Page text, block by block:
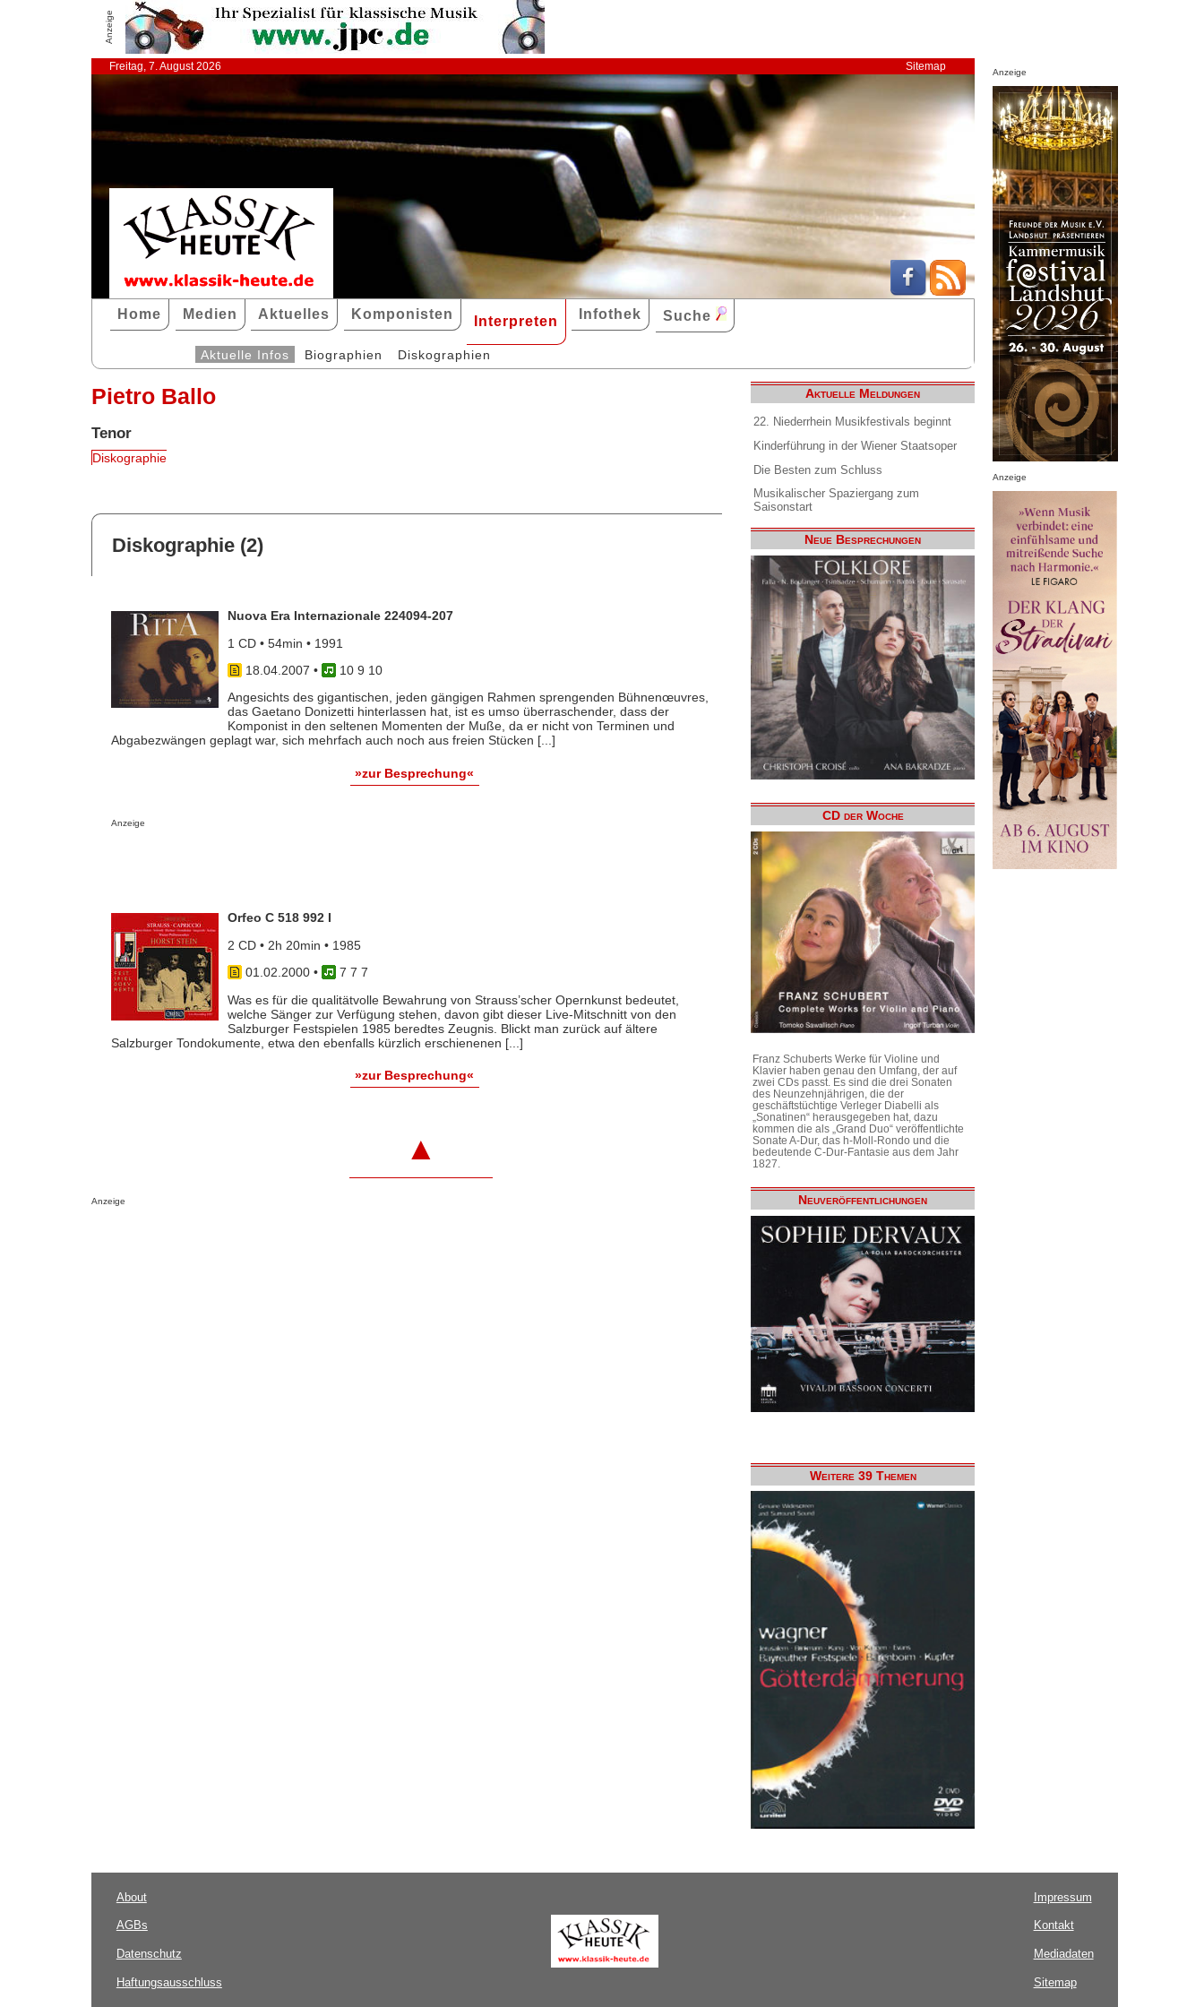
Anzeige
Freitag, 7. August 2026 Sitemap
Home Medien Aktuelles Komponisten Interpreten Infothek Suche
Aktuelle Infos Biographien Diskographien
Pietro Ballo
Tenor
Diskographie
Diskographie (2)
Nuova Era Internazionale 224094-207
1 CD • 54min • 1991
18.04.2007 •
10 9 10
Angesichts des gigantischen, jeden gängigen Rahmen sprengenden Bühnenœuvres,
das Gaetano Donizetti hinterlassen hat, ist es umso überraschender, dass der
Komponist in den seltenen Momenten der Muße, da er nicht von Terminen und
Abgabezwängen geplagt war, sich mehrfach auch noch aus freien Stücken [...]
»zur Besprechung«
Anzeige
Orfeo C 518 992 I
2 CD • 2h 20min • 1985
01.02.2000•
7 7 7
Was es für die qualitätvolle Bewahrung von Strauss’scher Opernkunst bedeutet,
welche Sänger zur Verfügung stehen, davon gibt dieser Live-Mitschnitt von den
Salzburger Festspielen 1985 beredtes Zeugnis. Blickt man zurück auf ältere
Salzburger Tondokumente, etwa den ebenfalls kürzlich erschienenen [...]
»zur Besprechung«
▲
Anzeige
Aktuelle Meldungen
22. Niederrhein Musikfestivals beginnt
Kinderführung in der Wiener Staatsoper
Die Besten zum Schluss
Musikalischer Spaziergang zum
Saisonstart
Neue Besprechungen
CD der Woche
Franz Schuberts Werke für Violine und
Klavier haben genau den Umfang, der auf
zwei CDs passt. Es sind die drei Sonaten
des Neunzehnjährigen, die der
geschäftstüchtige Verleger Diabelli als
„Sonatinen“ herausgegeben hat, dazu
kommen die als „Grand Duo“ veröffentlichte
Sonate A-Dur, das h-Moll-Rondo und die
bedeutende C-Dur-Fantasie aus dem Jahr
1827.
Neuveröffentlichungen
Weitere 39 Themen
Anzeige
Anzeige
About
AGBs
Datenschutz
Haftungsausschluss
Impressum
Kontakt
Mediadaten
Sitemap